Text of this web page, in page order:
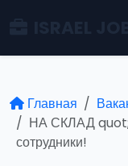
Главная
НА СКЛАД
сотрудники!